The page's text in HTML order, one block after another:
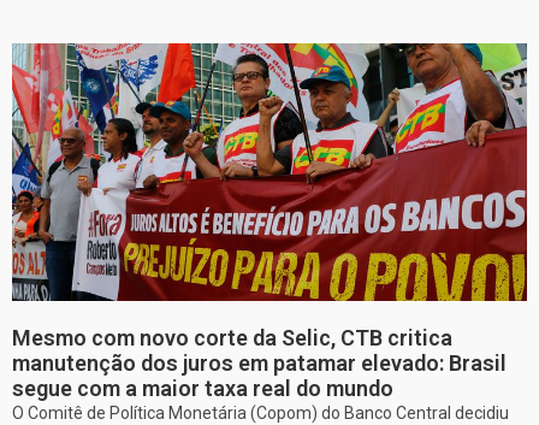
Mesmo com novo corte da Selic, CTB critica
manutenção dos juros em patamar elevado: Brasil
segue com a maior taxa real do mundo
O Comitê de Política Monetária (Copom) do Banco Central decidiu